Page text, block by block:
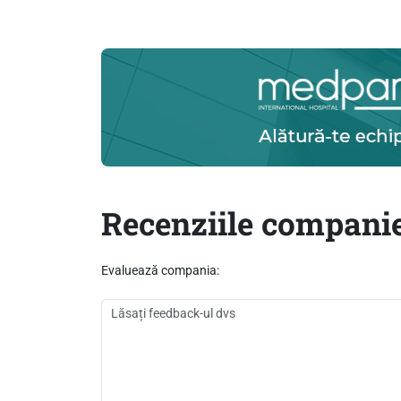
Recenziile
Evaluează compania: